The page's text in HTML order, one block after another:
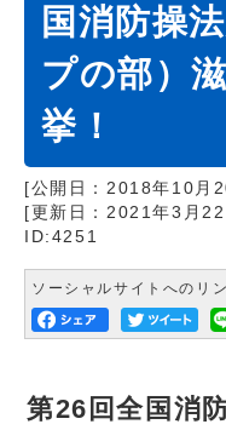
国消防操
プの部）
挙！
[公開日： 2018年10月
[更新日： 2021年3月22
ID:4251
ソーシャルサイトへのリ
第26回全国消